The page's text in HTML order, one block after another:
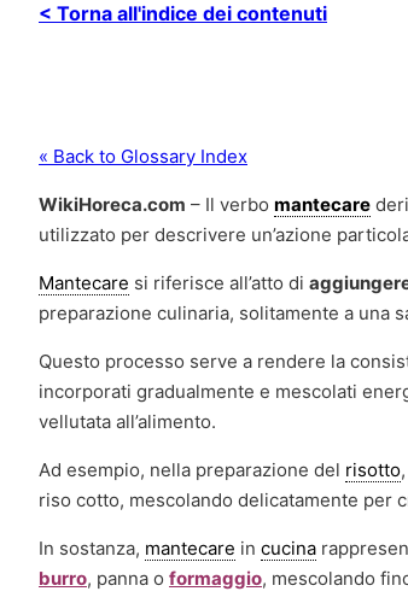
< Torna all'indice dei contenuti
« Back to Glossary Index
WikiHoreca.com – Il verbo mantecare
utilizzato per descrivere un’azione
Mantecare si riferisce all’atto di
preparazione culinaria, solitamente a una
Questo processo serve a rendere la
incorporati gradualmente e mescolati
vellutata all’alimento.
Ad esempio, nella preparazione del risotto
riso cotto, mescolando delicatamente per
In sostanza, mantecare in cucina
burro, panna o formaggio, mescolando